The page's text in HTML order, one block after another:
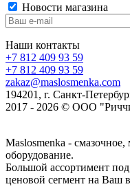
Новости магазина
Наши контакты
+7 812 409 93 59
+7 812 409 93 59
zakaz@maslosmenka.com
194201, г. Санкт-
2017 - 2026 © ООО
Maslosmenka -
оборудование.
Большой ассортимент
ценовой сегмент на Ваш